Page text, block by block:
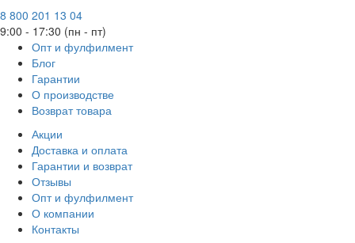
8 800 201 13 04
9:00 - 17:30 (пн - пт)
Опт и фулфилмент
Блог
Гарантии
О производстве
Возврат товара
Акции
Доставка и оплата
Гарантии и возврат
Отзывы
Опт и фулфилмент
О компании
Контакты